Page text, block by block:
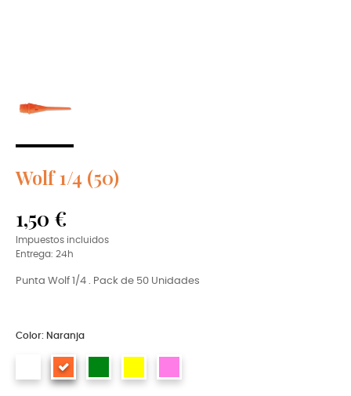
Wolf 1/4 (50)
1,50 €
Impuestos incluidos
Entrega: 24h
Punta Wolf 1/4 . Pack de 50 Unidades
Color: Naranja